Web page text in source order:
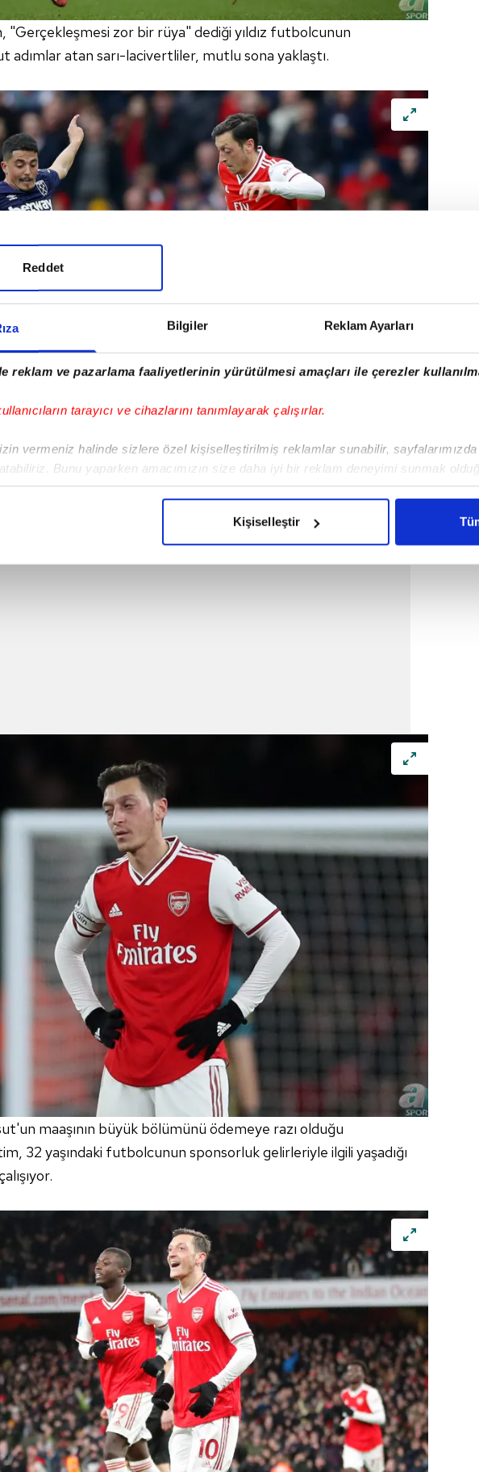
Bilgiler Reklam Ayarları
reklam ve pazarlama faaliyetlerinin yürütülmesi amaçları ile çerezler
tarayıcı ve cihazlarını tanımlayarak çalışırlar.
vermeniz halinde sizlere özel kişiselleştirilmiş reklamlar sunabilir,
Bunu yaparken amacımızın size daha iyi bir reklam deneyimi sunmak
adına elimizden gelen çabayı gösterdiğimizi ve bu noktada, reklamların
kullanıcılar, bu çerezlere izin vermedikleri takdirde, kullanıcılara hedefli reklamlar
Verilerin Korunması Kanunu uyarınca hazırlanmış Aydınlatma Metnimizi
olarak kullanılan çerezlerle ilgili bilgi almak için lütfen
Reddet
Kişiselleştir
"Gerçekleşmesi zor bir rüya" dediği yıldız futbolcunun
adımlar atan sarı-lacivertliler, mutlu sona yaklaştı.
biteceği Arsenal'de kadro dışı bırakılan Mesut'un
giymesi için tüm şartlar zorlanıyor.
maaşının büyük bölümünü ödemeye razı olduğu
32 yaşındaki futbolcunun sponsorluk gelirleriyle ilgili yaşadığı